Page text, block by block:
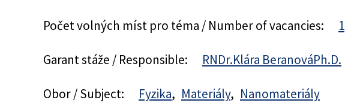
Počet volných míst pro téma / Number of vacancies: 1
Garant stáže / Responsible: RNDr.Klára BeranováPh.D.
Obor / Subject: Fyzika Materiály Nanomateriály